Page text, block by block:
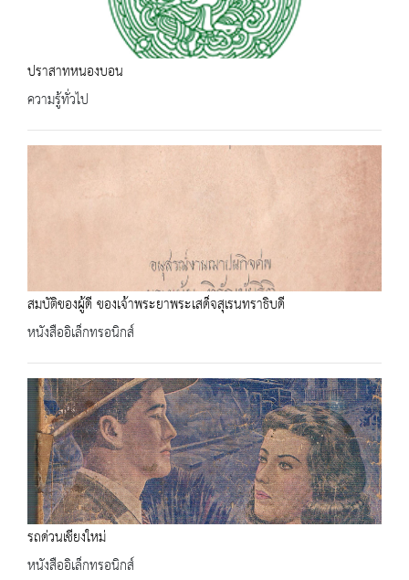
ปราสาทหนองบอน
ความรู้ทั่วไป
สมบัติของผู้ดี ของเจ้าพระยาพระเสด็จสุเรนทราธิบดี
หนังสืออิเล็กทรอนิกส์
รถด่วนเชียงใหม่
หนังสืออิเล็กทรอนิกส์